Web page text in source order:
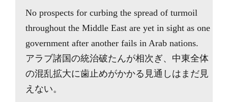
No prospects for curbing the spread of turmoil
throughout the Middle East are yet in sight as one
government after another fails in Arab nations.
アラブ諸国の統治破たんが相次ぎ、中東全体
の混乱拡大に歯止めがかかる見通しはまだ見
えない。